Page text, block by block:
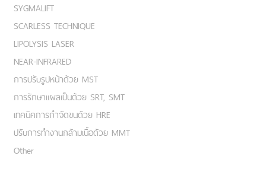
SYGMALIFT
SCARLESS TECHNIQUE
LIPOLYSIS LASER
NEAR-INFRARED
การปรับรูปหน้าด้วย MST
การรักษาแผลเป็นด้วย SRT, SMT
เทคนิคการกำจัดขนด้วย HRE
ปรับการทำงานกล้ามเนื้อด้วย MMT
Other